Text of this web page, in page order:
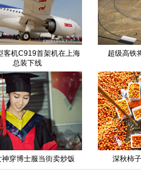
中国日报一周图片精选：11月7日
“双11”全球狂欢夜马云压轴出场